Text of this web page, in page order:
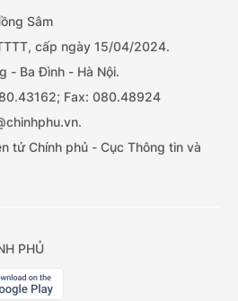
Sâm
cấp ngày 15/04/2024.
- Ba Đình - Hà Nội.
Fax: 080.48924
tử Chính phủ - Cục Thông tin và
PHỦ